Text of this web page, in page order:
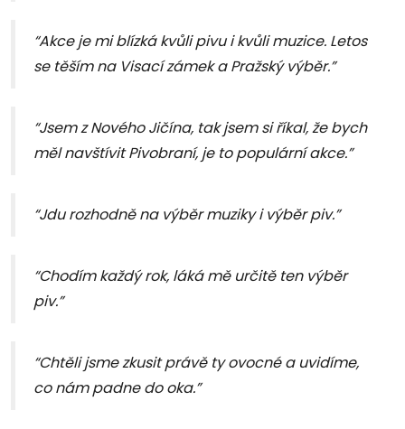
“Akce je mi blízká kvůli pivu i kvůli muzice. Letos
se těším na Visací zámek a Pražský výběr.”
“Jsem z Nového Jičína, tak jsem si říkal, že bych
měl navštívit Pivobraní, je to populární akce.”
“Jdu rozhodně na výběr muziky i výběr piv.”
“Chodím každý rok, láká mě určitě ten výběr
piv.”
“Chtěli jsme zkusit právě ty ovocné a uvidíme,
co nám padne do oka.”